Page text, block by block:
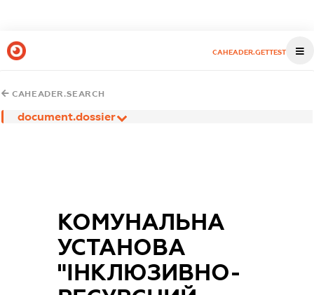
CAHEADER.GETTEST
CAHEADER.SEARCH
document.dossier
КОМУНАЛЬНА
УСТАНОВА
"ІНКЛЮЗИВНО-